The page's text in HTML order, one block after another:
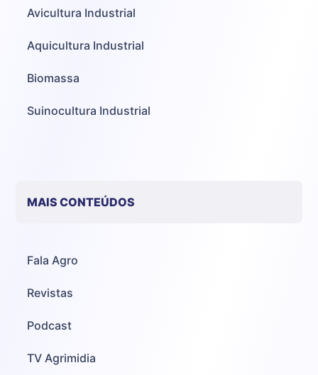
Avicultura Industrial
Aquicultura Industrial
Biomassa
Suinocultura Industrial
MAIS CONTEÚDOS
Fala Agro
Revistas
Podcast
TV Agrimidia